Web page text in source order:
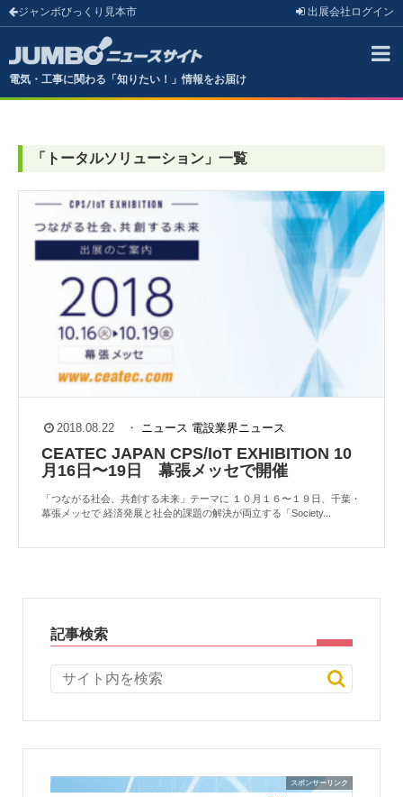
ジャンボびっくり見本市 出展会社 ログイン
電気・工事に関わる「知りたい！」情報をお届け
「 トータルソリューション 」 一覧
2018.08.22 ・ ニュース 電設業界ニュース
CEATEC JAPAN CPS/IoT EXHIBITION 10
月16日〜19日 幕張メッセで開催
「つながる社会、共創する未来」テーマに １０月１６〜１９日、千葉・
幕張メッセで 経済発展と社会的課題の解決が両立する「Society...
記事検索